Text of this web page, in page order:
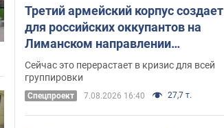
Третий армейский корпус создает
для российских оккупантов на
Лиманском направлении
критический дискомфорт: как это
удалось
Сейчас это перерастает в кризис для всей
группировки
Спецпроект 7.08.2026 16:40 27,7 т.